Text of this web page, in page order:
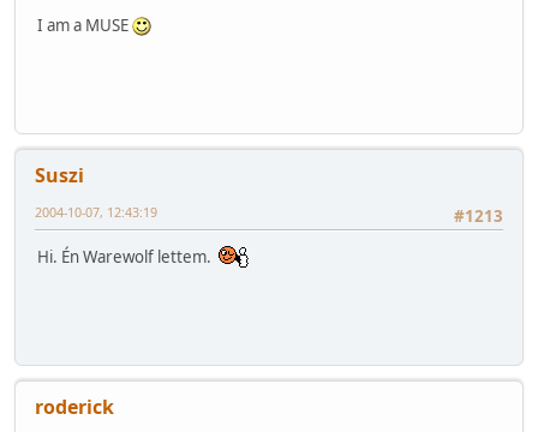
I am a MUSE
Suszi
#1213
2004-10-07, 12:43:19
Hi. Én Warewolf lettem.
roderick